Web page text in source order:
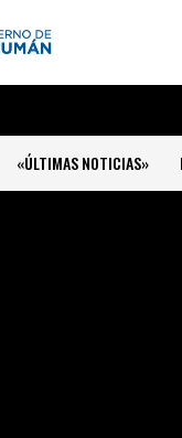
«ÚLTIMAS NOTICIAS»